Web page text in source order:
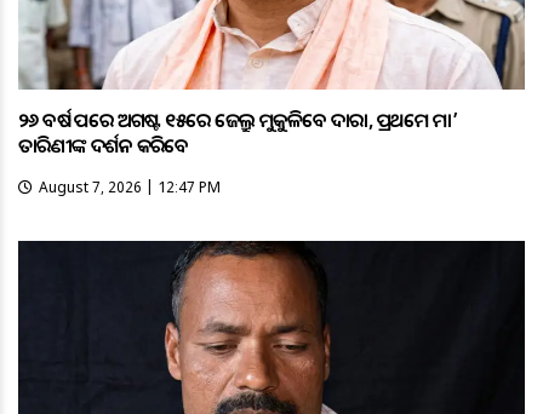
୨୬ ବର୍ଷ ପରେ ଅଗଷ୍ଟ ୧୫ରେ ଜେଲ୍ରୁ ମୁକୁଳିବେ ଦାରା, ପ୍ରଥମେ ମା’
ତାରିଣୀଙ୍କ ଦର୍ଶନ କରିବେ
August 7, 2026 | 12:47 PM